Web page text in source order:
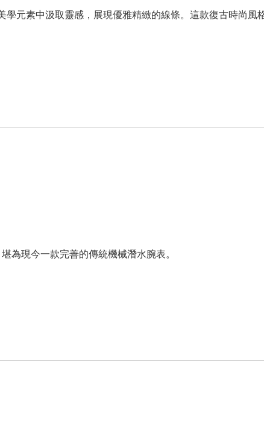
學元素中汲取靈感，展現優雅精緻的線條。這款復古時尚風
為現今一款完善的傳統機械潛水腕表。